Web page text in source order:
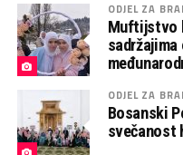
ODJEL ZA
Muftijstvo
sadržajima
ODJEL ZA
Bosanski
svečanost